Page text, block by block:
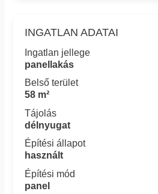
INGATLAN ADATAI
Ingatlan jellege
panellakás
Belső terület
58 m²
Tájolás
délnyugat
Építési állapot
használt
Építési mód
panel